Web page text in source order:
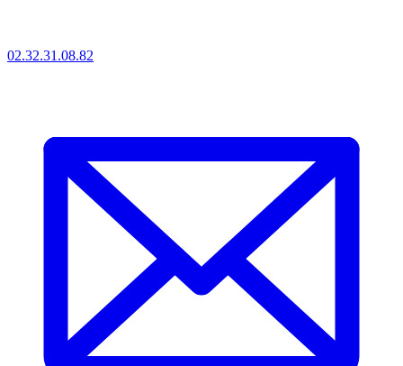
02.32.31.08.82